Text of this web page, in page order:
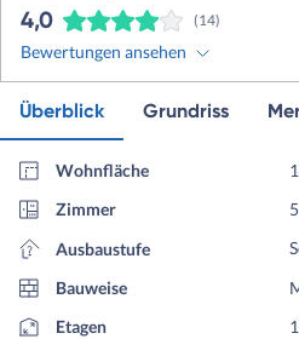
4,0 (14)
Bewertungen ansehen
Überblick Grundriss
Wohnfläche
Zimmer
5
Ausbaustufe
Bauweise
Etagen
1